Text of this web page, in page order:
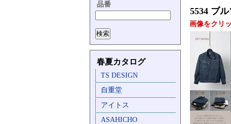
品番
春夏カタログ
TS DESIGN
自重堂
アイトス
ASAHICHO
5534 ブ
画像をクリ